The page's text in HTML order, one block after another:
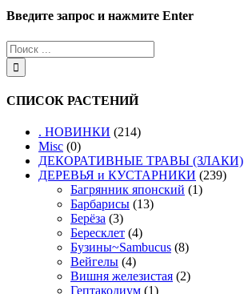
Введите запрос и нажмите Enter
СПИСОК РАСТЕНИЙ
. НОВИНКИ (214)
Misc (0)
ДЕКОРАТИВНЫЕ ТРАВЫ (ЗЛАКИ)
ДЕРЕВЬЯ и КУСТАРНИКИ (239)
Багрянник японский (1)
Барбарисы (13)
Берёза (3)
Бересклет (4)
Бузины~Sambucus (8)
Вейгелы (4)
Вишня железистая (2)
Гептакодиум (1)